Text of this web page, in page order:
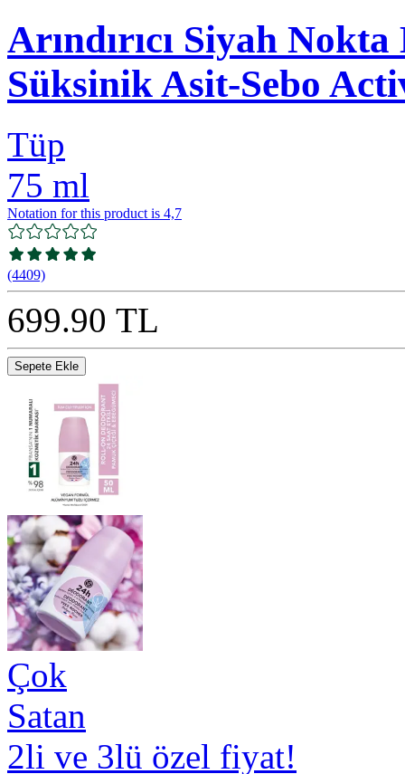
Arındırıcı Siyah
Süksinik Asit-Sebo
Tüp
75 ml
Notation for this product is 4,7
(4409)
699.90 TL
Sepete Ekle
Çok
Satan
2li ve 3lü özel fiyat!